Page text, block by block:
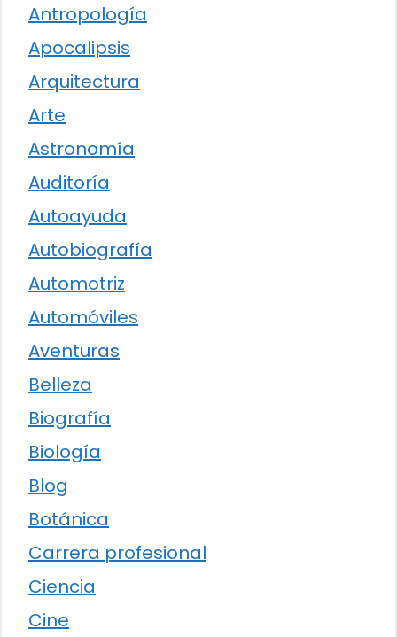
Antropología
Apocalipsis
Arquitectura
Arte
Astronomía
Auditoría
Autoayuda
Autobiografía
Automotriz
Automóviles
Aventuras
Belleza
Biografía
Biología
Blog
Botánica
Carrera profesional
Ciencia
Cine